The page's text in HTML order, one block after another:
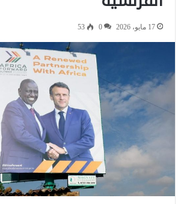
17 مايو، 2026 0
53